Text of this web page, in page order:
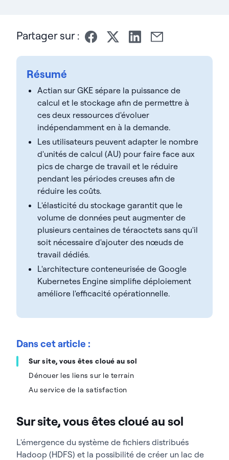
Partager sur :
Résumé
Actian sur GKE sépare la puissance de
calcul et le stockage afin de permettre à
ces deux ressources d'évoluer
indépendamment en à la demande.
Les utilisateurs peuvent adapter le nombre
d'unités de calcul (AU) pour faire face aux
pics de charge de travail et le réduire
pendant les périodes creuses afin de
réduire les coûts.
L'élasticité du stockage garantit que le
volume de données peut augmenter de
plusieurs centaines de téraoctets sans qu'il
soit nécessaire d'ajouter des nœuds de
travail dédiés.
L'architecture conteneurisée de Google
Kubernetes Engine simplifie déploiement
améliore l'efficacité opérationnelle.
Dans cet article :
Sur site, vous êtes cloué au sol
Dénouer les liens sur le terrain
Au service de la satisfaction
Sur site, vous êtes cloué au sol
L'émergence du système de fichiers distribués
Hadoop (HDFS) et la possibilité de créer un lac de